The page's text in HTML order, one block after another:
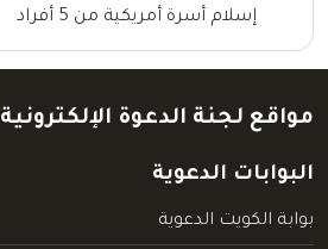
إسلام أسرة أمريكية من 5 أفراد
مواقع لجنة الدعوة الإلكترونية
البوابات الدعوية
بوابة الكويت الدعوية